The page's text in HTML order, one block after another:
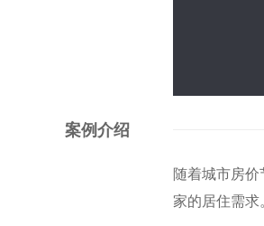
案例介绍
随着城市房
家的居住需